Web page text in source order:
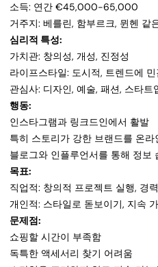
소득: 연간 €45,000-65,000
거주지: 베를린, 함부르크, 뮌헨 같
심리적 특성:
가치관: 창의성, 개성, 진정성
라이프스타일: 도시적, 트렌드에 민
관심사: 디자인, 예술, 패션, 스타트
행동:
인스타그램과 링크드인에서 활발
특히 스토리가 강한 브랜드를 온라
블로그와 인플루언서를 통해 정보
목표:
직업적: 창의적 프로젝트 실행, 경
개인적: 스타일로 돋보이기, 지속
문제점:
쇼핑할 시간이 부족함
독특한 액세서리 찾기 어려움